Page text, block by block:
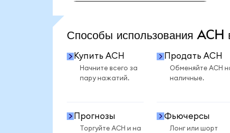
Способы использования
Купить ACH
Начните всего за
пару нажатий.
Продать ACH
Обменяйте ACH
наличные.
Прогнозы
Торгуйте ACH и на
Фьючерсы
Лонг или шорт